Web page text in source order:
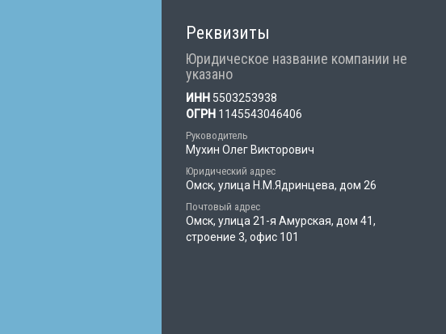
Реквизиты
Юридическое название компании не
указано
ИНН 5503253938
ОГРН 1145543046406
Руководитель
Мухин Олег Викторович
Юридический адрес
Омск, улица Н.М.Ядринцева, дом 26
Почтовый адрес
Омск, улица 21-я Амурская, дом 41,
строение 3, офис 101